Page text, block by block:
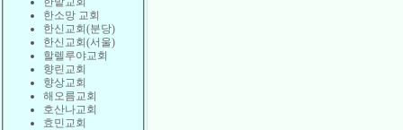
한소망 교회
한신교회(분당)
한신교회(서울)
할렐루야교회
향린교회
향상교회
해오름교회
호산나교회
효민교회